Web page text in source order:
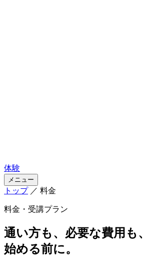
体験
メニュー
トップ／ 料金
料金・受講プラン
通い方も、 必要な費用も、
始める前に。